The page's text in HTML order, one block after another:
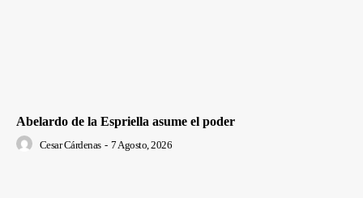
Abelardo de la Espriella asume el poder
Cesar Cárdenas - 7 Agosto, 2026